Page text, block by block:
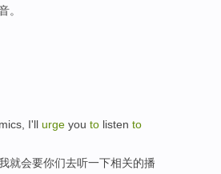
。
I'll urge you to listen to
就会要你们去听一下相关的播